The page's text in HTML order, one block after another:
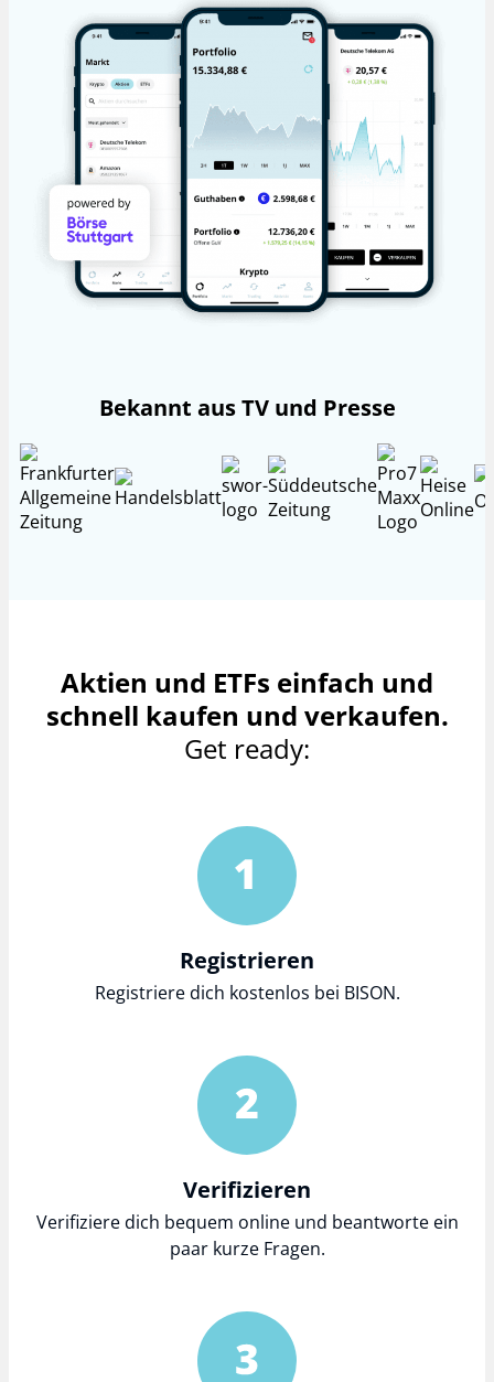
Bekannt aus TV und Presse
Aktien und ETFs einfach und
schnell kaufen und verkaufen.
Get ready:
Registrieren
Registriere dich kostenlos bei BISON.
Verifizieren
Verifiziere dich bequem online und beantworte ein
paar kurze Fragen.